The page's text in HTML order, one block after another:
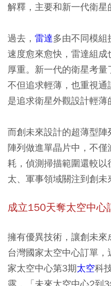
解釋，主要和新一代衛星
過去， 雷達多由不同模組
速度愈來愈快，雷達組
厚重。新一代的衛星考量
不但追求輕薄，也重視
是追求衛星外觀設計輕薄
而創未來設計的超薄型
陣列做進單晶片中，不
耗，偵測掃描範圍還較
太、軍事領域關注到創未
成立150天奪太空中心
擁有優異技術，讓創未
台灣國家太空中心訂單
家太空中心第3期太空科